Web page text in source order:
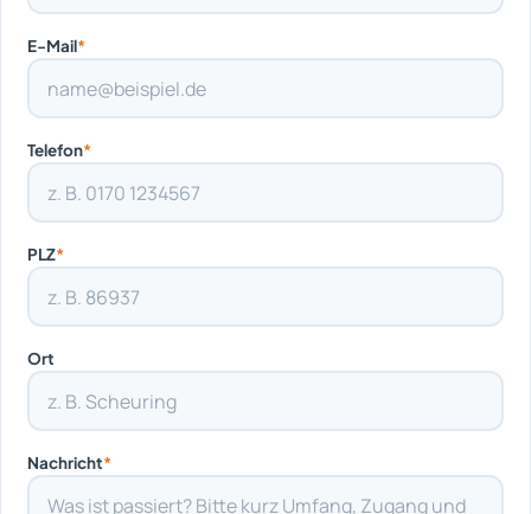
E-Mail*
Telefon*
PLZ*
Ort
Nachricht*